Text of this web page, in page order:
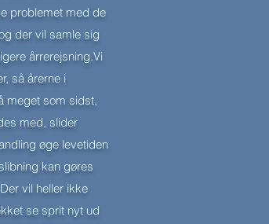
problemet med de
der vil samle sig
årrerejsning.Vi
så årerne i
meget som sidst,
med, slider
øge levetiden
kan gøres
vil heller ikke
se sprit nyt ud